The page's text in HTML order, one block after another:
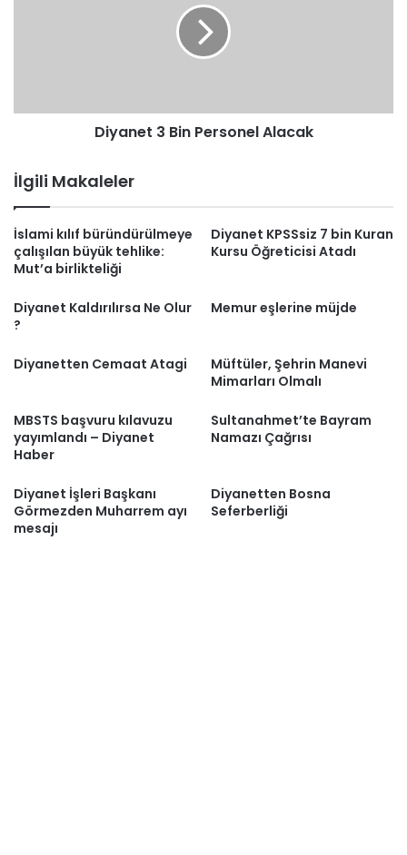
Diyanet 3 Bin Personel Alacak
İlgili Makaleler
İslami kılıf büründürülmeye
çalışılan büyük tehlike:
Mut’a birlikteliği
Diyanet KPSSsiz 7 bin Kuran
Kursu Öğreticisi Atadı
Diyanet Kaldırılırsa Ne Olur
?
Memur eşlerine müjde
Diyanetten Cemaat Atagi
Müftüler, Şehrin Manevi
Mimarları Olmalı
MBSTS başvuru kılavuzu
yayımlandı – Diyanet
Haber
Sultanahmet’te Bayram
Namazı Çağrısı
Diyanet İşleri Başkanı
Görmezden Muharrem ayı
mesajı
Diyanetten Bosna
Seferberliği